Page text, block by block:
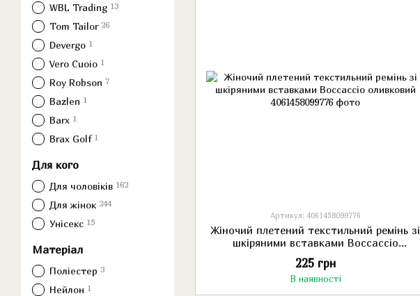
Артикул: 4061458099776
Жіночий плетений текстильний ремінь зі
шкіряними вставками Boccaccio
оливковий
225 грн
В наявності
WBL Trading 13
Tom Tailor 26
Devergo 1
Vero Cuoio 1
Roy Robson 7
Bazlen 1
Barx 1
Brax Golf 1
Для кого
Для чоловіків 162
Для жінок 244
Унісекс 15
Матеріал
Поліестер 3
Нейлон 1